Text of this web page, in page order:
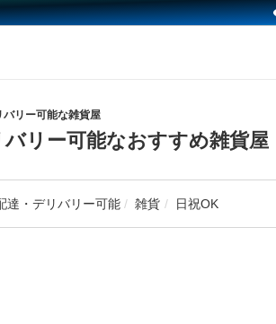
リー可能な雑貨屋
バリー可能なおすすめ雑貨屋
達・デリバリー可能 雑貨 日祝OK